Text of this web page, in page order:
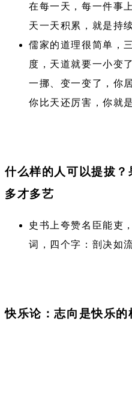
在每一天，每一件事
天一天积累，就是持
儒家的道理很简单，
度，天道就要一小变
一挪、变一变了，你
你比天还厉害，你就
什么样的人可以提拔？
多才多艺
史书上夸赞名臣能吏
词，四个字：剖决如
快乐论：志向是快乐的